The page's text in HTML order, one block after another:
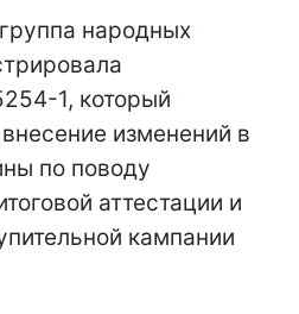
народных
1, который
изменений в
по поводу
аттестации и
кампании